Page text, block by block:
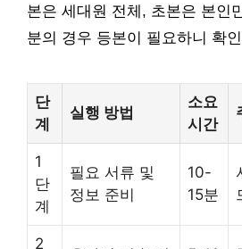
본은 세대원 전체, 초본은 본인
분의 경우 등본이 필요하니 확
단
계
실행 방법
소요
시간
1
단
계
필요 서류 및
정보 준비
10-
15분
2